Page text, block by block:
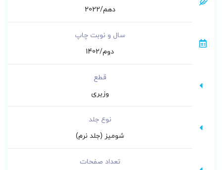
دهم/2022
سال و نوبت چاپ
دوم/1402
قطع
وزیری
نوع جلد
شومیز (جلد نرم)
تعداد صفحات